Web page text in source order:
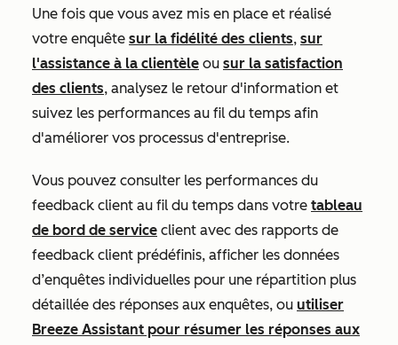
Une fois que vous avez mis en place et réalisé
votre enquête sur la fidélité des clients, sur
l'assistance à la clientèle ou sur la satisfaction
des clients, analysez le retour d'information et
suivez les performances au fil du temps afin
d'améliorer vos processus d'entreprise.
Vous pouvez consulter les performances du
feedback client au fil du temps dans votre tableau
de bord de service client avec des rapports de
feedback client prédéfinis, afficher les données
d’enquêtes individuelles pour une répartition plus
détaillée des réponses aux enquêtes, ou utiliser
Breeze Assistant pour résumer les réponses aux